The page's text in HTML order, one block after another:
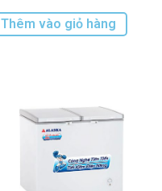
Thêm vào giỏ hàng